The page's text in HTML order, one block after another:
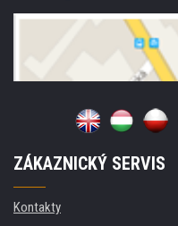
ZÁKAZNICKÝ SERVIS
Kontakty